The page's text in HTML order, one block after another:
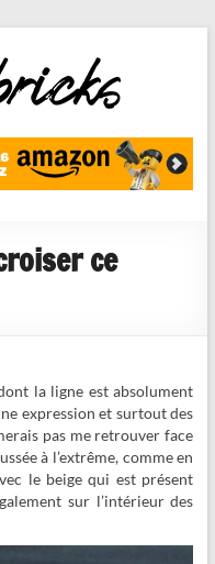
ce
la ligne est absolument
expression et surtout des
pas me retrouver face
à l’extrême, comme en
le beige qui est présent
sur l’intérieur des